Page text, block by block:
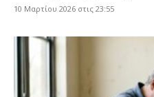
10 Μαρτίου 2026 στις 23:55